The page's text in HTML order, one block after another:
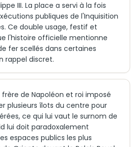
III. La place a servi à la fois
publiques de l'Inquisition
Ce double usage, festif et
l'histoire officielle mentionne
fer scellés dans certaines
rappel discret.
de Napoléon et roi imposé
plusieurs îlots du centre pour
ce qui lui vaut le surnom de
lui doit paradoxalement
espaces publics les plus